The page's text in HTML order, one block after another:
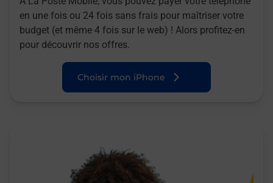
en une fois ou 24 fois sans frais pour maîtriser votre
budget (et même 4 fois sur le web) ! Alors profitez-en
pour découvrir nos offres.
Choisir mon iPhone